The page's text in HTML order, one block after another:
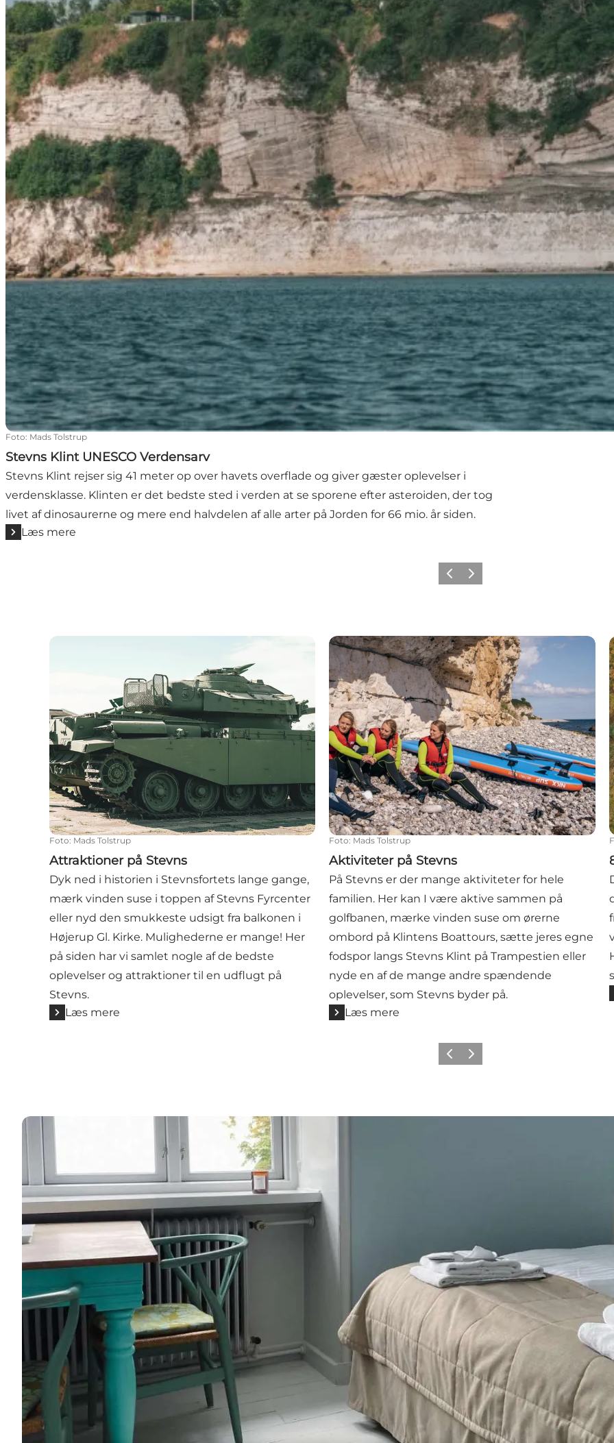
Foto: Mads Tolstrup
Stevns Klint UNESCO Verdensarv
Stevns Klint rejser sig 41 meter op over havets overflade og giver gæster oplevelser i
verdensklasse. Klinten er det bedste sted i verden at se sporene efter asteroiden, der tog
livet af dinosaurerne og mere end halvdelen af alle arter på Jorden for 66 mio. år siden.
Læs mere
ForrigeNæste
Attraktioner på Stevns
Foto: Mads Tolstrup
Attraktioner på Stevns
Dyk ned i historien i Stevnsfortets lange gange,
mærk vinden suse i toppen af Stevns Fyrcenter
eller nyd den smukkeste udsigt fra balkonen i
Højerup Gl. Kirke. Mulighederne er mange! Her
på siden har vi samlet nogle af de bedste
oplevelser og attraktioner til en udflugt på
Stevns.
Læs mere
Aktiviteter på Stevns
Foto: Mads Tolstrup
Aktiviteter på Stevns
På Stevns er der mange aktiviteter for hele
familien. Her kan I være aktive sammen på
golfbanen, mærke vinden suse om ørerne
ombord på Klintens Boattours, sætte jeres egne
fodspor langs Stevns Klint på Trampestien eller
nyde en af de mange andre spændende
oplevelser, som Stevns byder på.
Læs mere
ForrigeNæste
Find overnatning